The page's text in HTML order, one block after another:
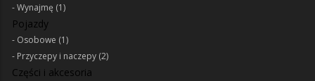
Wynajmę (1)
Pojazdy
Osobowe (1)
Przyczepy i naczepy (2)
Części i akcesoria